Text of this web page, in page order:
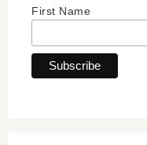
First Name